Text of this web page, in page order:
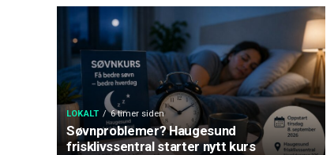
LOKALT 6 timer siden
Søvnproblemer? Haugesund
frisklivssentral starter nytt kurs